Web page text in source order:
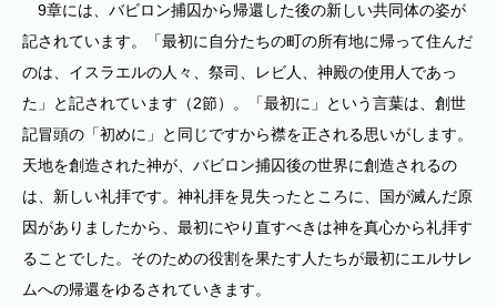
9章には、バビロン捕囚から帰還した後の新しい共同体の姿が
記されています。「最初に自分たちの町の所有地に帰って住んだ
のは、イスラエルの人々、祭司、レビ人、神殿の使用人であっ
た」と記されています（2節）。「最初に」という言葉は、創世
記冒頭の「初めに」と同じですから襟を正される思いがします。
天地を創造された神が、バビロン捕囚後の世界に創造されるの
は、新しい礼拝です。神礼拝を見失ったところに、国が滅んだ原
因がありましたから、最初にやり直すべきは神を真心から礼拝す
ることでした。そのための役割を果たす人たちが最初にエルサレ
ムへの帰還をゆるされていきます。